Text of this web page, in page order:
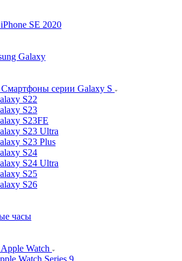
iPhone SE 2020
Galaxy
Смартфоны серии Galaxy S
S22
S23
S23FE
S23 Ultra
S23 Plus
S24
S24 Ultra
S25
S26
часы
Apple Watch
Watch Series 9